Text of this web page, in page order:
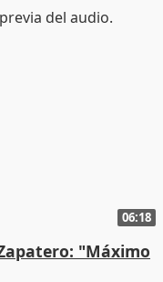
06:18
"Máximo